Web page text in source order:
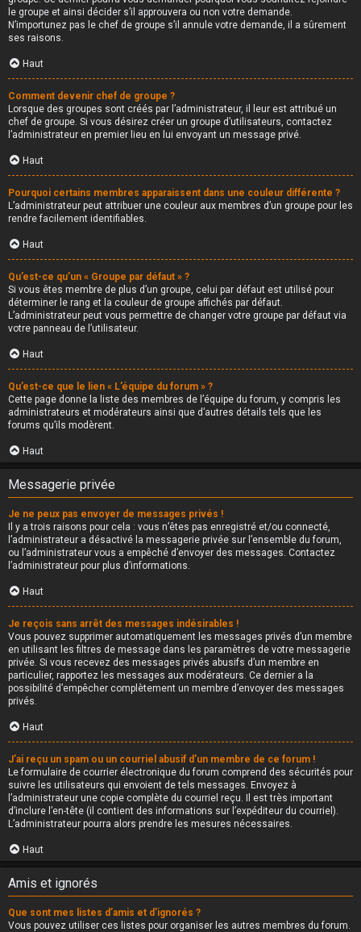
le groupe et ainsi décider s’il approuvera ou non votre demande.
N’importunez pas le chef de groupe s’il annule votre demande, il a sûrement
ses raisons.
Haut
Comment devenir chef de groupe ?
Lorsque des groupes sont créés par l’administrateur, il leur est attribué un
chef de groupe. Si vous désirez créer un groupe d’utilisateurs, contactez
l’administrateur en premier lieu en lui envoyant un message privé.
Haut
Pourquoi certains membres apparaissent dans une couleur différente ?
L’administrateur peut attribuer une couleur aux membres d’un groupe pour les
rendre facilement identifiables.
Haut
Qu’est-ce qu’un « Groupe par défaut » ?
Si vous êtes membre de plus d’un groupe, celui par défaut est utilisé pour
déterminer le rang et la couleur de groupe affichés par défaut.
L’administrateur peut vous permettre de changer votre groupe par défaut via
votre panneau de l’utilisateur.
Haut
Qu’est-ce que le lien « L’équipe du forum » ?
Cette page donne la liste des membres de l’équipe du forum, y compris les
administrateurs et modérateurs ainsi que d’autres détails tels que les
forums qu’ils modèrent.
Haut
Messagerie privée
Je ne peux pas envoyer de messages privés !
Il y a trois raisons pour cela : vous n’êtes pas enregistré et/ou connecté,
l’administrateur a désactivé la messagerie privée sur l’ensemble du forum,
ou l’administrateur vous a empêché d’envoyer des messages. Contactez
l’administrateur pour plus d’informations.
Haut
Je reçois sans arrêt des messages indésirables !
Vous pouvez supprimer automatiquement les messages privés d’un membre
en utilisant les filtres de message dans les paramètres de votre messagerie
privée. Si vous recevez des messages privés abusifs d’un membre en
particulier, rapportez les messages aux modérateurs. Ce dernier a la
possibilité d’empêcher complètement un membre d’envoyer des messages
privés.
Haut
J’ai reçu un spam ou un courriel abusif d’un membre de ce forum !
Le formulaire de courrier électronique du forum comprend des sécurités pour
suivre les utilisateurs qui envoient de tels messages. Envoyez à
l’administrateur une copie complète du courriel reçu. Il est très important
d’inclure l’en-tête (il contient des informations sur l’expéditeur du courriel).
L’administrateur pourra alors prendre les mesures nécessaires.
Haut
Amis et ignorés
Que sont mes listes d’amis et d’ignorés ?
Vous pouvez utiliser ces listes pour organiser les autres membres du forum.